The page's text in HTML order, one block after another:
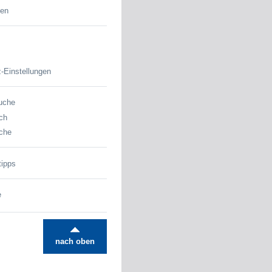
Einstellungen
nach oben